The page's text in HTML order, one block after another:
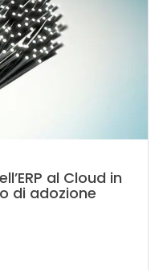
al Cloud in
di adozione